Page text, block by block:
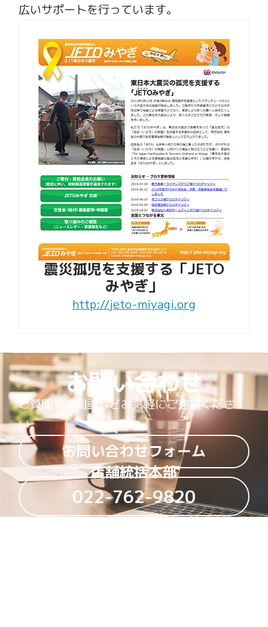
広いサポートを行っています。
震災孤児を支援する 「JETO
みやぎ」
http://jeto-miyagi.org
お問い合わせ
ご質問やご相談などお気軽にご連絡くださ
い。
お問い合わせフォーム
店舗統括本部
022-762-9820